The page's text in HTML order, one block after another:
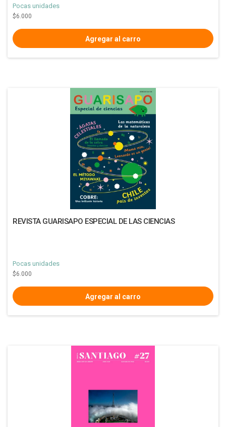
Pocas unidades
$6.000
REVISTA GUARISAPO ESPECIAL DE LAS CIENCIAS
Pocas unidades
$6.000